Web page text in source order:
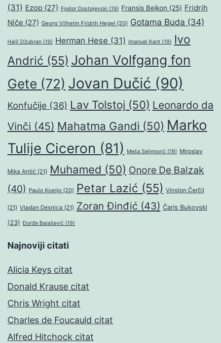
(31) Ezop (27) Fjodor Dostojevski (19) Fransis Bejkon (25) Fridrih
Niče (27) Georg Vilhelm Fridrih Hegel (20) Gotama Buda (34)
Halil Džubran (19) Herman Hese (31) Imanuel Kant (19)
Ivo
Andrić (55) Johan Volfgang fon
Gete (72) Jovan Dučić (90)
Konfučije (36) Lav Tolstoj (50) Leonardo da
Vinči (45) Mahatma Gandi (50) Marko
Tulije Ciceron (81) Meša Selimović (19) Miroslav
Mika Antić (21) Muhamed (50) Onore De Balzak
(40) Paulo Koeljo (20) Petar Lazić (55) Vinston Čerčil
(21) Vladan Desnica (21) Zoran Đinđić (43) Čarls Bukovski
(23) Đorđe Balašević (19)
Najnoviji citati
Alicia Keys citat
Donald Krause citat
Chris Wright citat
Charles de Foucauld citat
Alfred Hitchock citat